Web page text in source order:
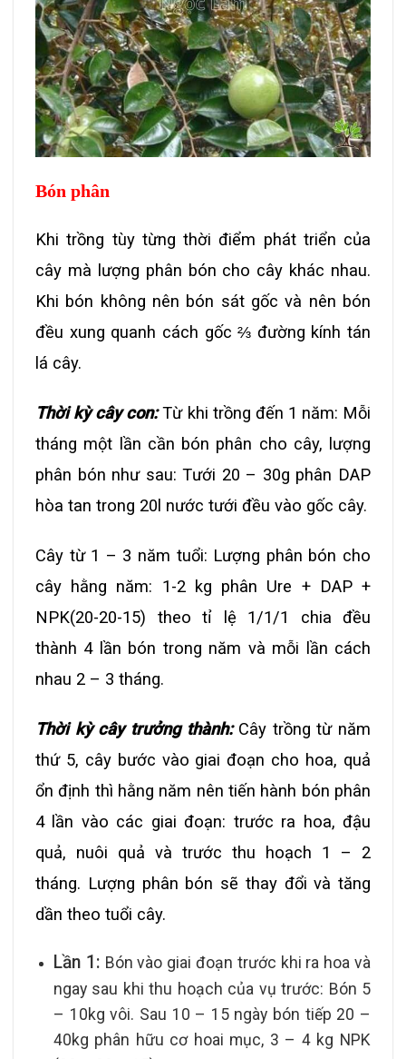
Bón phân
Khi trồng tùy từng thời điểm phát triển của
cây mà lượng phân bón cho cây khác nhau.
Khi bón không nên bón sát gốc và nên bón
đều xung quanh cách gốc ⅔ đường kính tán
lá cây.
Thời kỳ cây con:Từ khi trồng đến 1 năm: Mỗi
tháng một lần cần bón phân cho cây, lượng
phân bón như sau: Tưới 20 – 30g phân DAP
hòa tan trong 20l nước tưới đều vào gốc cây.
Cây từ 1 – 3 năm tuổi: Lượng phân bón cho
cây hằng năm: 1-2 kg phân Ure + DAP +
NPK(20-20-15) theo tỉ lệ 1/1/1 chia đều
thành 4 lần bón trong năm và mỗi lần cách
nhau 2 – 3 tháng.
Thời kỳ cây trưởng thành: Cây trồng từ năm
thứ 5, cây bước vào giai đoạn cho hoa, quả
ổn định thì hằng năm nên tiến hành bón phân
4 lần vào các giai đoạn: trước ra hoa, đậu
quả, nuôi quả và trước thu hoạch 1 – 2
tháng. Lượng phân bón sẽ thay đổi và tăng
dần theo tuổi cây.
Lần 1: Bón vào giai đoạn trước khi ra hoa và
ngay sau khi thu hoạch của vụ trước: Bón 5
– 10kg vôi. Sau 10 – 15 ngày bón tiếp 20 –
40kg phân hữu cơ hoai mục, 3 – 4 kg NPK